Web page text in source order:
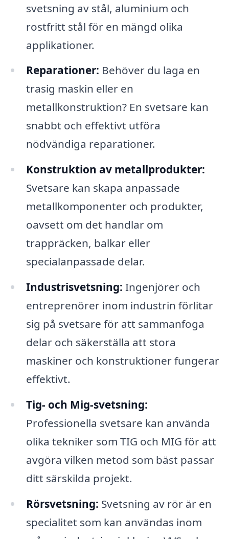
svetsning av stål, aluminium och
rostfritt stål för en mängd olika
applikationer.
Reparationer: Behöver du laga en
trasig maskin eller en
metallkonstruktion? En svetsare kan
snabbt och effektivt utföra
nödvändiga reparationer.
Konstruktion av metallprodukter:
Svetsare kan skapa anpassade
metallkomponenter och produkter,
oavsett om det handlar om
trappräcken, balkar eller
specialanpassade delar.
Industrisvetsning: Ingenjörer och
entreprenörer inom industrin förlitar
sig på svetsare för att sammanfoga
delar och säkerställa att stora
maskiner och konstruktioner fungerar
effektivt.
Tig- och Mig-svetsning:
Professionella svetsare kan använda
olika tekniker som TIG och MIG för att
avgöra vilken metod som bäst passar
ditt särskilda projekt.
Rörsvetsning: Svetsning av rör är en
specialitet som kan användas inom